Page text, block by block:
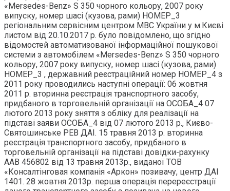
«Mersedes-Benz» S 350 чорного кольору, 2007 року
випуску, номер шасі (кузова, рами) НОМЕР_3
регіональним сервісним центром МВС України у м.Києві
листом від 20.10.2017 р. було повідомлено, що згідно
відомостей автоматизованої інформаційної пошукової
системи з автомобілем «Mersedes-Benz» S 350 чорного
кольору, 2007 року випуску, номер шасі (кузова, рами)
НОМЕР_3 , державний реєстраційний номер НОМЕР_4 з
2011 року проводились наступні операції: 06 жовтня
2011 р. вторинна реєстрація транспортного засобу,
придбаного в торговельній організації на ОСОБА_4 07
лютого 2013 року зняття з обліку для реалізації на
підставі заяви ОСОБА_4 від 07 лютого 2013 р., Києво-
Святошинське РЕВ ДАІ. 15 травня 2013 р. вторинна
реєстрація транспортного засобу, придбаного в
торговельній організації на підставі довідки-рахунку
ААВ 456802 від 13 травня 2013р., виданої TOB
«Консалтінговая компанія «Аркон» позивачу, центр ДАІ
1401. 28 жовтня 2013р. перша операція перереєстрації